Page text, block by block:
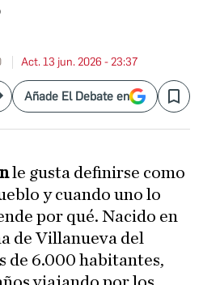
Act. 13 jun. 2026 - 23:37
Añade El Debate en Save
le gusta definirse como
y cuando uno lo
por qué. Nacido en
de Villanueva del
de 6.000 habitantes,